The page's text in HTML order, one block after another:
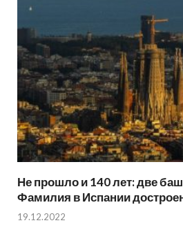
Не прошло и 140 лет: две
Фамилия в Испании
19.12.2022